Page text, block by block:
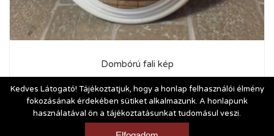
Dombórú fali kép
3 400Ft
Vásárlási és szállítási feltételek|Impresszum
Kedves Látogató! Tájékoztatjuk, hogy a honlap felhasználói élmény
fokozásának érdekében sütiket alkalmazunk. A honlapunk
használatával ön a tájékoztatásunkat tudomásul veszi.